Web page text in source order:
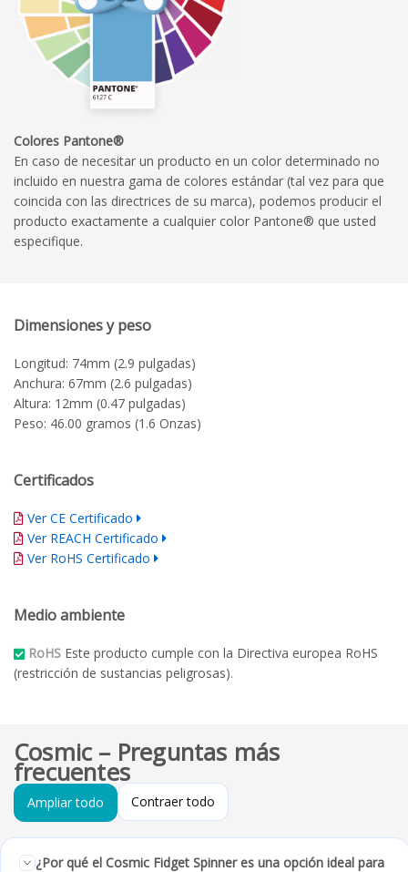
Colores Pantone®
En caso de necesitar un producto en un color determinado no
incluido en nuestra gama de colores estándar (tal vez para que
coincida con las directrices de su marca), podemos producir el
producto exactamente a cualquier color Pantone® que usted
especifique.
Dimensiones y peso
Longitud: 74mm (2.9 pulgadas)
Anchura: 67mm (2.6 pulgadas)
Altura: 12mm (0.47 pulgadas)
Peso: 46.00 gramos (1.6 Onzas)
Certificados
Ver CE Certificado
Ver REACH Certificado
Ver RoHS Certificado
Medio ambiente
RoHS Este producto cumple con la Directiva europea RoHS
(restricción de sustancias peligrosas).
Cosmic – Preguntas más
frecuentes
Ampliar todo Contraer todo
¿Por qué el Cosmic Fidget Spinner es una opción ideal para